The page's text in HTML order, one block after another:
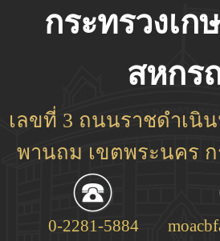
กระทรวงเก
สหกร
เลขที่ 3 ถนนราชดำเนิ
พานถม เขตพระนคร ก
0-2281-5884